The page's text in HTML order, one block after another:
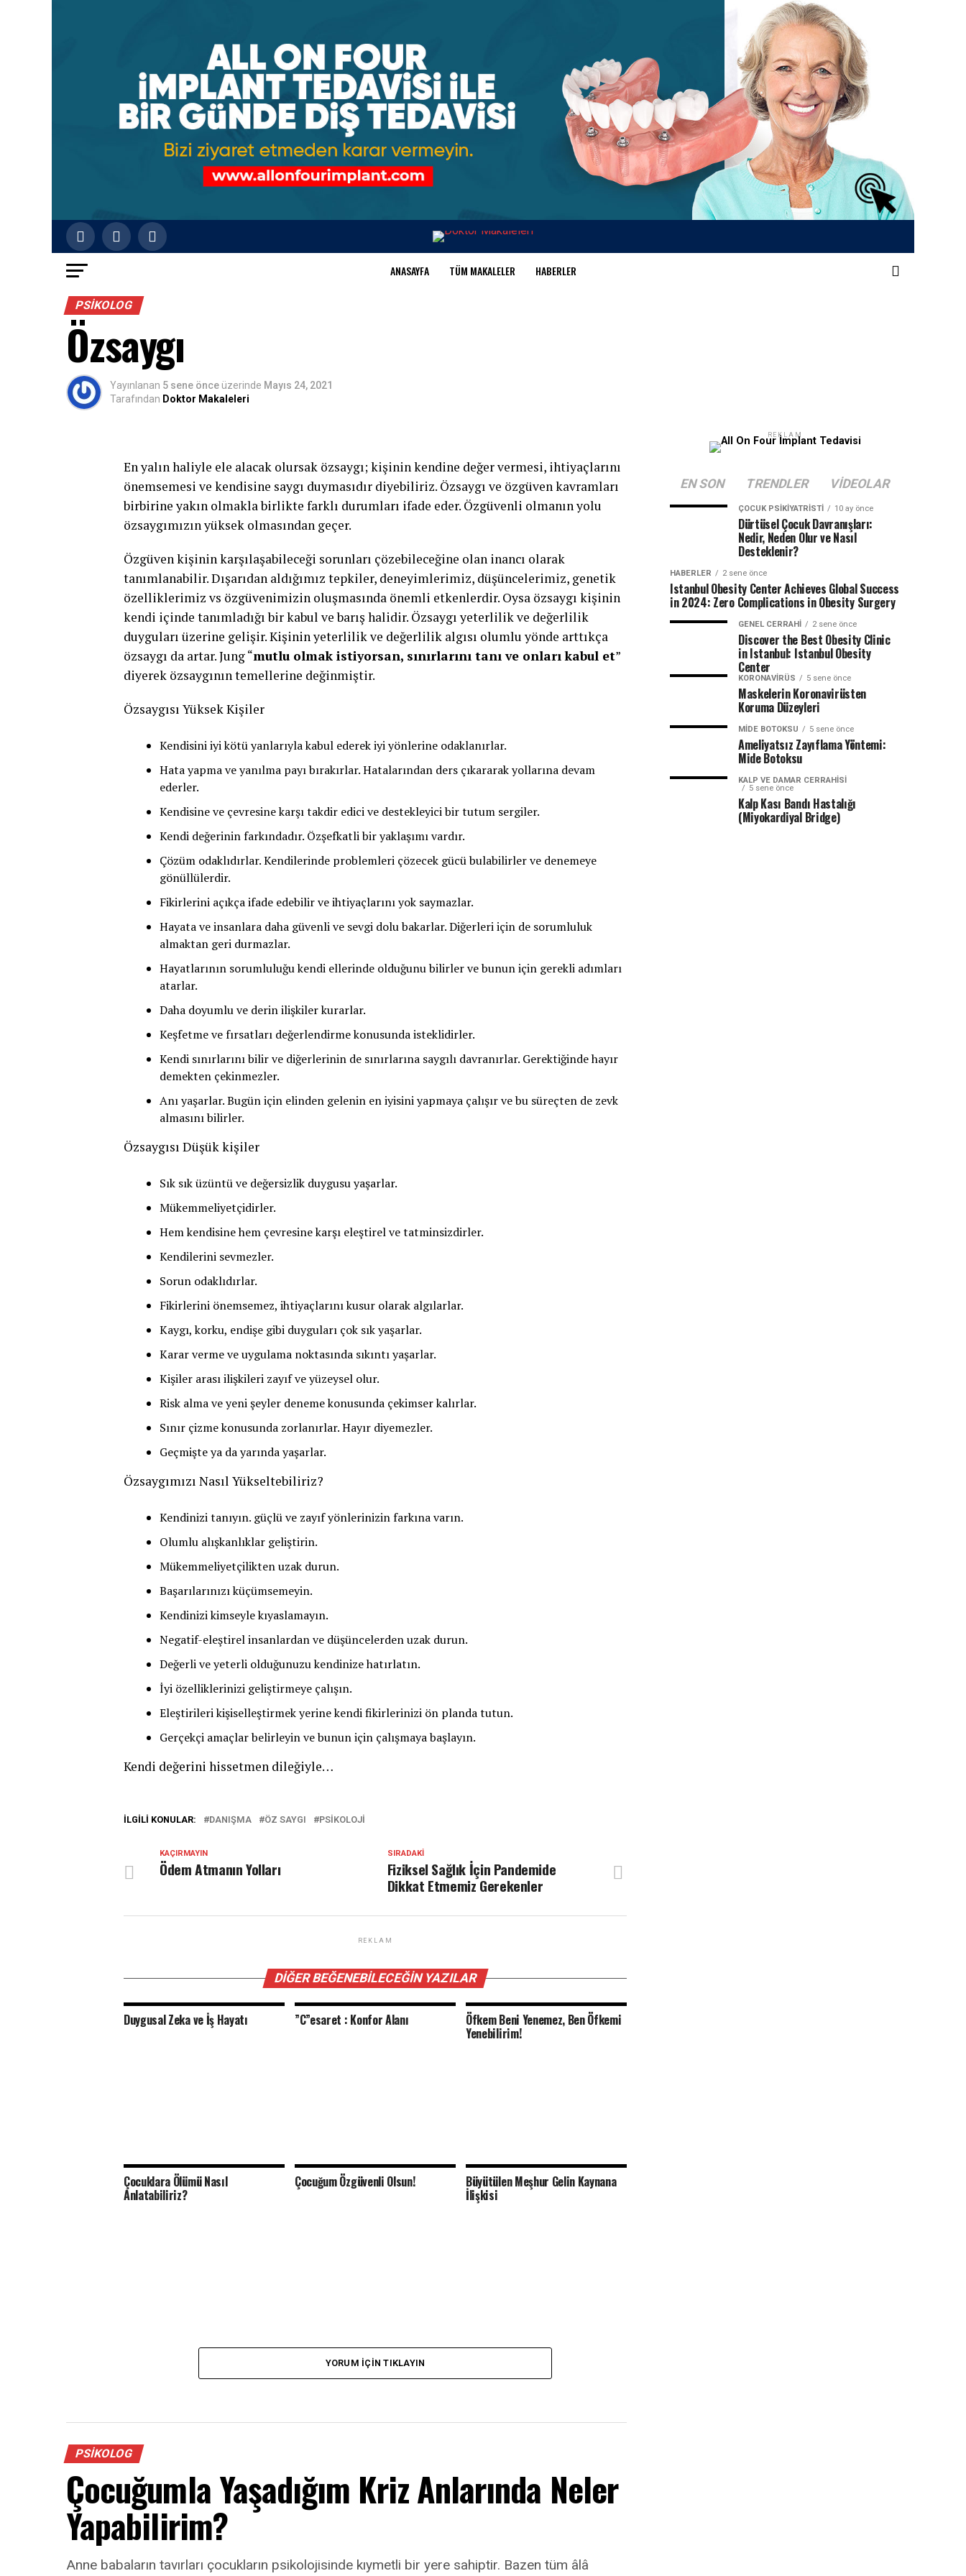
ANASAYFA TÜM MAKALELER HABERLER
PSIKOLOG
Özsaygı
Yayınlanan 5 sene önce üzerinde Mayıs 24, 2021
Tarafından Doktor Makaleleri
En yalın haliyle ele alacak olursak özsaygı; kişinin kendine değer vermesi, ihtiyaçlarını
önemsemesi ve kendisine saygı duymasıdır diyebiliriz. Özsaygı ve özgüven kavramları
birbirine yakın olmakla birlikte farklı durumları ifade eder. Özgüvenli olmanın yolu
özsaygımızın yüksek olmasından geçer.
Özgüven kişinin karşılaşabileceği sorunları çözebileceğine olan inancı olarak
tanımlanabilir. Dışarıdan aldığımız tepkiler, deneyimlerimiz, düşüncelerimiz, genetik
özelliklerimiz vs özgüvenimizin oluşmasında önemli etkenlerdir. Oysa özsaygı kişinin
kendi içinde tanımladığı bir kabul ve barış halidir. Özsaygı yeterlilik ve değerlilik
duyguları üzerine gelişir. Kişinin yeterlilik ve değerlilik algısı olumlu yönde arttıkça
özsaygı da artar. Jung “mutlu olmak istiyorsan, sınırlarını tanı ve onları kabul et”
diyerek özsaygının temellerine değinmiştir.
Özsaygısı Yüksek Kişiler
Kendisini iyi kötü yanlarıyla kabul ederek iyi yönlerine odaklanırlar.
Hata yapma ve yanılma payı bırakırlar. Hatalarından ders çıkararak yollarına devam
ederler.
Kendisine ve çevresine karşı takdir edici ve destekleyici bir tutum sergiler.
Kendi değerinin farkındadır. Özşefkatli bir yaklaşımı vardır.
Çözüm odaklıdırlar. Kendilerinde problemleri çözecek gücü bulabilirler ve denemeye
gönüllülerdir.
Fikirlerini açıkça ifade edebilir ve ihtiyaçlarını yok saymazlar.
Hayata ve insanlara daha güvenli ve sevgi dolu bakarlar. Diğerleri için de sorumluluk
almaktan geri durmazlar.
Hayatlarının sorumluluğu kendi ellerinde olduğunu bilirler ve bunun için gerekli adımları
atarlar.
Daha doyumlu ve derin ilişkiler kurarlar.
Keşfetme ve fırsatları değerlendirme konusunda isteklidirler.
Kendi sınırlarını bilir ve diğerlerinin de sınırlarına saygılı davranırlar. Gerektiğinde hayır
demekten çekinmezler.
Anı yaşarlar. Bugün için elinden gelenin en iyisini yapmaya çalışır ve bu süreçten de zevk
almasını bilirler.
Özsaygısı Düşük kişiler
Sık sık üzüntü ve değersizlik duygusu yaşarlar.
Mükemmeliyetçidirler.
Hem kendisine hem çevresine karşı eleştirel ve tatminsizdirler.
Kendilerini sevmezler.
Sorun odaklıdırlar.
Fikirlerini önemsemez, ihtiyaçlarını kusur olarak algılarlar.
Kaygı, korku, endişe gibi duyguları çok sık yaşarlar.
Karar verme ve uygulama noktasında sıkıntı yaşarlar.
Kişiler arası ilişkileri zayıf ve yüzeysel olur.
Risk alma ve yeni şeyler deneme konusunda çekimser kalırlar.
Sınır çizme konusunda zorlanırlar. Hayır diyemezler.
Geçmişte ya da yarında yaşarlar.
Özsaygımızı Nasıl Yükseltebiliriz?
Kendinizi tanıyın. güçlü ve zayıf yönlerinizin farkına varın.
Olumlu alışkanlıklar geliştirin.
Mükemmeliyetçilikten uzak durun.
Başarılarınızı küçümsemeyin.
Kendinizi kimseyle kıyaslamayın.
Negatif-eleştirel insanlardan ve düşüncelerden uzak durun.
Değerli ve yeterli olduğunuzu kendinize hatırlatın.
İyi özelliklerinizi geliştirmeye çalışın.
Eleştirileri kişiselleştirmek yerine kendi fikirlerinizi ön planda tutun.
Gerçekçi amaçlar belirleyin ve bunun için çalışmaya başlayın.
Kendi değerini hissetmen dileğiyle…
İLGILI KONULAR: DANIŞMA ÖZ SAYGI PSIKOLOJI
SIRADAKI
Fiziksel Sağlık İçin Pandemide
Dikkat Etmemiz Gerekenler
KAÇIRMAYIN
Ödem Atmanın Yolları
REKLAM
DIĞER BEĞENEBILECEĞIN YAZILAR
Duygusal Zeka ve İş Hayatı ”C”esaret : Konfor Alanı Öfkem Beni Yenemez, Ben Öfkemi
Yenebilirim!
Çocuklara Ölümü Nasıl
Anlatabiliriz?
Çocuğum Özgüvenli Olsun! Büyütülen Meşhur Gelin Kaynana
İlişkisi
YORUM İÇIN TIKLAYIN
PSIKOLOG
Çocuğumla Yaşadığım Kriz Anlarında Neler
Yapabilirim?
Anne babaların tavırları çocukların psikolojisinde kıymetli bir yere sahiptir. Bazen tüm âlâ
REKLAM
EN SON TRENDLER VIDEOLAR
ÇOCUK PSIKIYATRISTI 10 ay önce
Dürtüsel Çocuk Davranışları:
Nedir, Neden Olur ve Nasıl
Desteklenir?
HABERLER 2 sene önce
Istanbul Obesity Center Achieves Global Success
in 2024: Zero Complications in Obesity Surgery
GENEL CERRAHI 2 sene önce
Discover the Best Obesity Clinic
in Istanbul: Istanbul Obesity
Center
KORONAVIRÜS 5 sene önce
Maskelerin Koronavirüsten
Koruma Düzeyleri
MIDE BOTOKSU 5 sene önce
Ameliyatsız Zayıflama Yöntemi:
Mide Botoksu
KALP VE DAMAR CERRAHISI
5 sene önce
Kalp Kası Bandı Hastalığı
(Miyokardiyal Bridge)